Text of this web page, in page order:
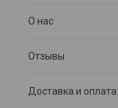
О нас
Отзывы
Доставка и оплата